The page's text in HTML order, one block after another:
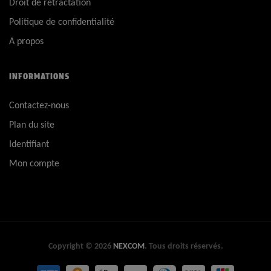
Politique de confidentialité
A propos
INFORMATIONS
Contactez-nous
Plan du site
Identifiant
Mon compte
Copyright © 2026 NEXCOM. Tous droits réservés.